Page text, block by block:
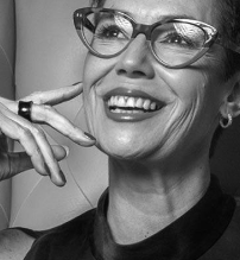
Inscribir
Boletería